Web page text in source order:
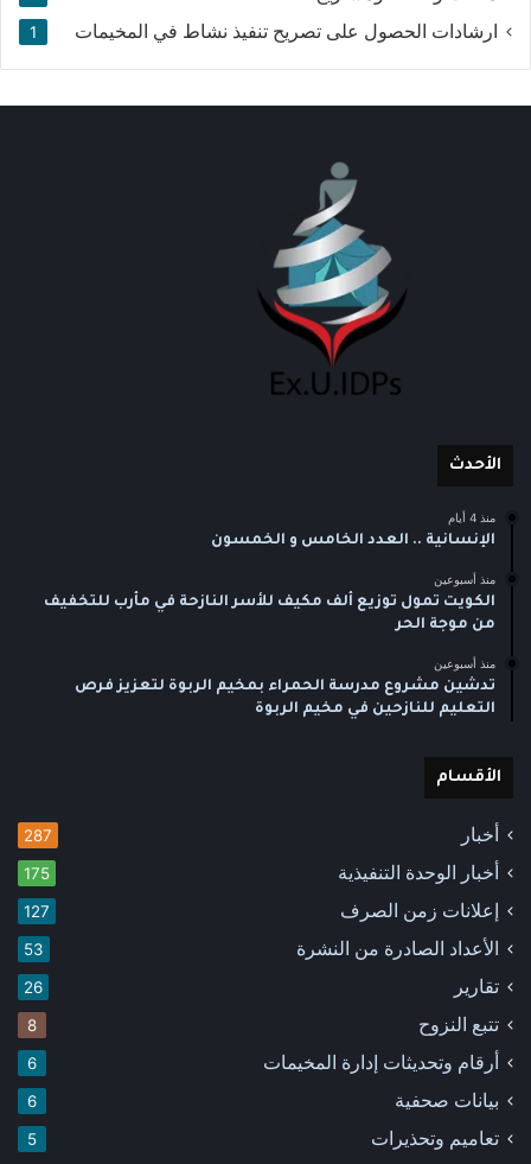
ارشادات الحصول على تصريح تنفيذ نشاط في المخيمات 1
الأحدث
منذ 4 أيام
الإنسانية .. العدد الخامس و الخمسون
منذ أسبوعين
الكويت تمول توزيع ألف مكيف للأسر النازحة في مأرب للتخفيف
من موجة الحر
منذ أسبوعين
تدشين مشروع مدرسة الحمراء بمخيم الربوة لتعزيز فرص
التعليم للنازحين في مخيم الربوة
الأقسام
أخبار 287
أخبار الوحدة التنفيذية 175
إعلانات زمن الصرف 127
الأعداد الصادرة من النشرة 53
تقارير 26
تتبع النزوح 8
أرقام وتحديثات إدارة المخيمات 6
بيانات صحفية 6
تعاميم وتحذيرات 5